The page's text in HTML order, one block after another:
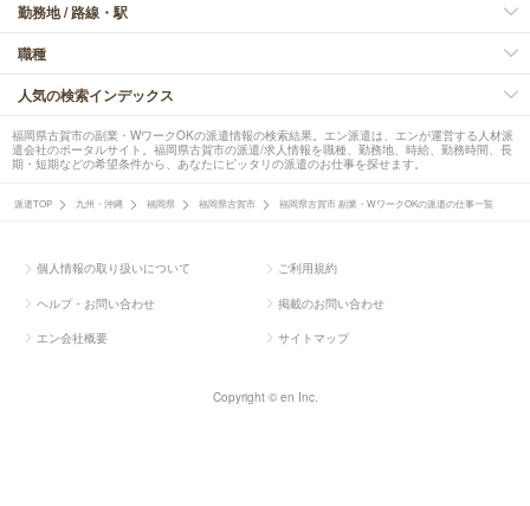
勤務地 / 路線・駅
職種
人気の検索インデックス
福岡県古賀市の副業・WワークOKの派遣情報の検索結果。エン派遣は、エンが運営する人材派
遣会社のポータルサイト。福岡県古賀市の派遣/求人情報を職種、勤務地、時給、勤務時間、長
期・短期などの希望条件から、あなたにピッタリの派遣のお仕事を探せます。
派遣TOP 九州・沖縄 福岡県 福岡県古賀市 福岡県古賀市 副業・WワークOKの派遣の仕事一覧
個人情報の取り扱いについて ご利用規約
ヘルプ・お問い合わせ 掲載のお問い合わせ
エン会社概要 サイトマップ
Copyright © en Inc.